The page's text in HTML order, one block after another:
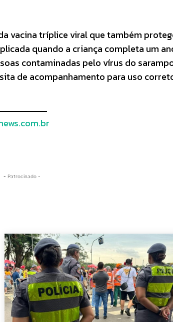
vacina tríplice viral que também
quando a criança completa um
contaminadas pelo vírus do
de acompanhamento para uso
- Patrocinado -